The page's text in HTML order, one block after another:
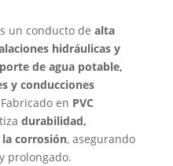
un conducto de alta
hidráulicas y
de agua potable,
y conducciones
en PVC
durabilidad,
la corrosión, asegurando
prolongado.